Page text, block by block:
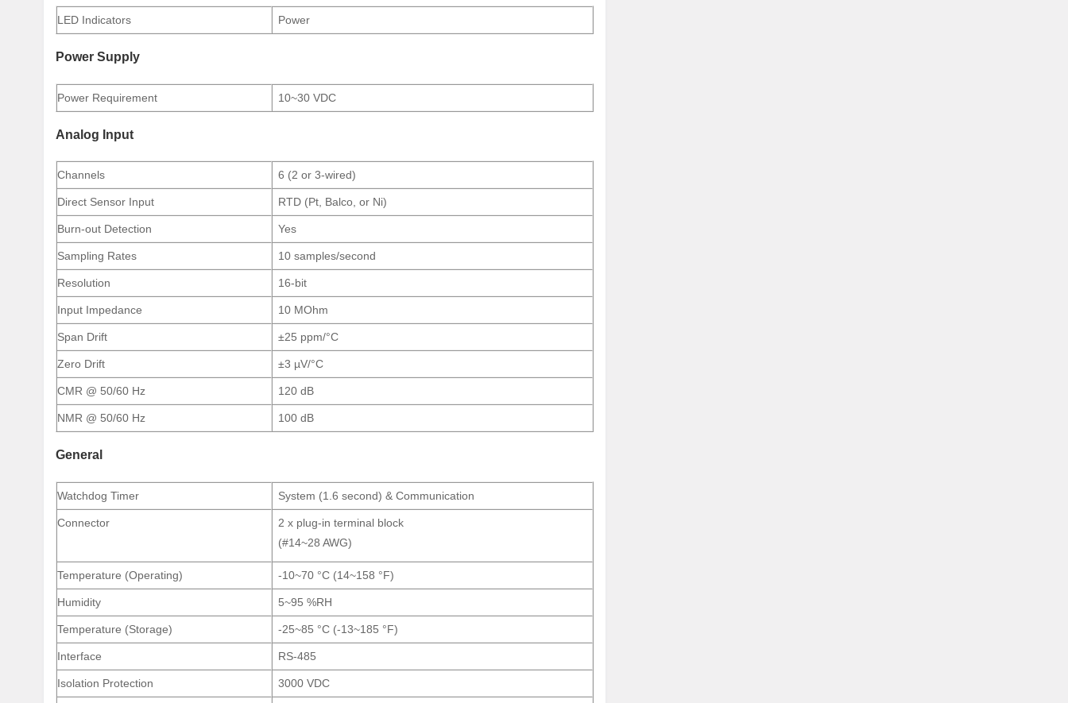
LED Indicators Power
Power Supply
Power Requirement 10~30 VDC
Analog Input
Channels 6 (2 or 3-wired)
Direct Sensor Input RTD (Pt, Balco, or Ni)
Burn-out Detection Yes
Sampling Rates 10 samples/second
Resolution 16-bit
Input Impedance 10 MOhm
Span Drift ±25 ppm/°C
Zero Drift ±3 µV/°C
CMR @ 50/60 Hz 120 dB
NMR @ 50/60 Hz 100 dB
General
Watchdog Timer System (1.6 second) & Communication
Connector
2 x plug-in terminal block
(#14~28 AWG)
Temperature (Operating) -10~70 °C (14~158 °F)
Humidity 5~95 %RH
Temperature (Storage) -25~85 °C (-13~185 °F)
Interface RS-485
Isolation Protection 3000 VDC